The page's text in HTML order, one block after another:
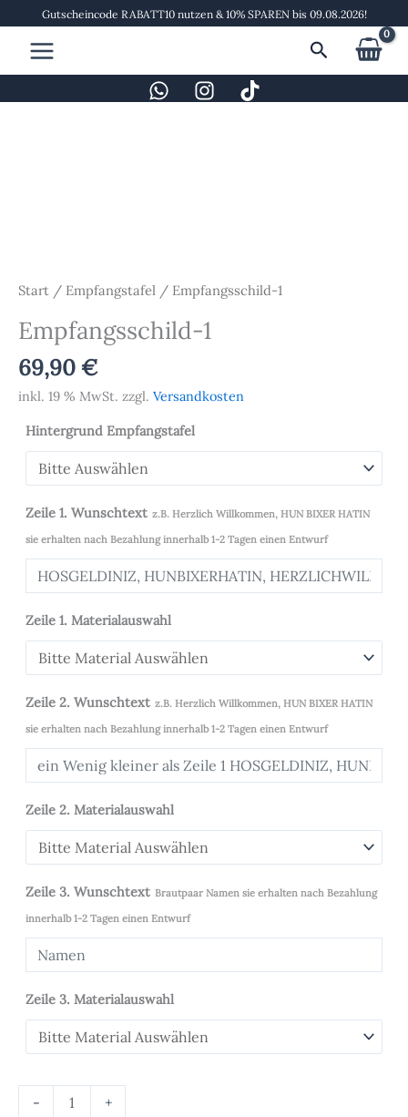
springen
Gutscheincode RABATT10 nutzen & 10% SPAREN bis 09.08.2026!
Suchen
Start / Empfangstafel / Empfangsschild-1
Empfangsschild-1
69,90€
inkl. 19 % MwSt. zzgl. Versandkosten
Hintergrund Empfangstafel
Zeile 1. Wunschtext z.B. Herzlich Willkommen, HUN BIXER HATIN
sie erhalten nach Bezahlung innerhalb 1-2 Tagen einen Entwurf
Zeile 1. Materialauswahl
Zeile 2. Wunschtext z.B. Herzlich Willkommen, HUN BIXER HATIN
sie erhalten nach Bezahlung innerhalb 1-2 Tagen einen Entwurf
Zeile 2. Materialauswahl
Zeile 3. Wunschtext Brautpaar Namen sie erhalten nach Bezahlung
innerhalb 1-2 Tagen einen Entwurf
Zeile 3. Materialauswahl
- +